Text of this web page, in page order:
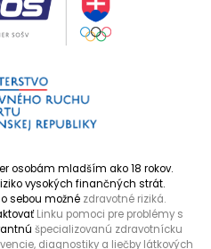
osobám mladším ako 18 rokov.
vysokých finančných strát.
sebou možné zdravotné riziká.
Linku pomoci pre problémy s
špecializovanú zdravotnícku
diagnostiky a liečby látkových